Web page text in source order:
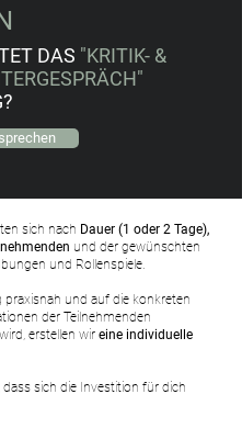
DAS "KRITIK- &
sich nach Dauer (1 oder 2 Tage),
und der gewünschten
und Rollenspiele.
praxisnah und auf die konkreten
der Teilnehmenden
erstellen wir eine individuelle
sich die Investition für dich